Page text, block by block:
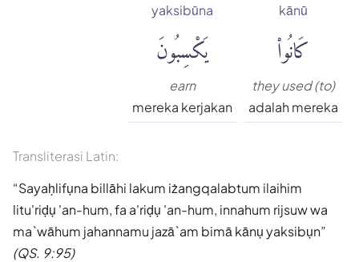
kānū
كَانُوا۟
they used (to)
adalah mereka
yaksibūna
يَكْسِبُونَ
earn
mereka kerjakan
Transliterasi Latin:
Sayaḥlifụna billāhi lakum iżangqalabtum ilaihim
litu'riḍụ 'an-hum, fa a'riḍụ 'an-hum, innahum rijsuw wa
ma`wāhum jahannamu jazā`am bimā kānụ yaksibụn
(QS. 9:95)